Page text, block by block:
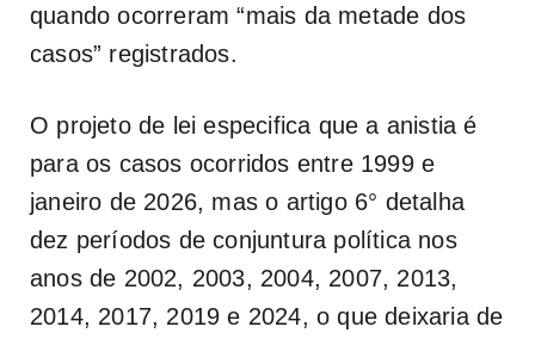
quando ocorreram “mais da metade dos
casos” registrados.
O projeto de lei especifica que a anistia é
para os casos ocorridos entre 1999 e
janeiro de 2026, mas o artigo 6° detalha
dez períodos de conjuntura política nos
anos de 2002, 2003, 2004, 2007, 2013,
2014, 2017, 2019 e 2024, o que deixaria de